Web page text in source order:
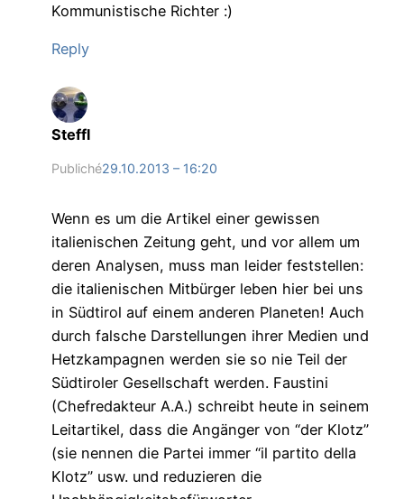
Kommunistische Richter :)
Reply
Steffl
Publiché29.10.2013 – 16:20
Wenn es um die Artikel einer gewissen
italienischen Zeitung geht, und vor allem um
deren Analysen, muss man leider feststellen:
die italienischen Mitbürger leben hier bei uns
in Südtirol auf einem anderen Planeten! Auch
durch falsche Darstellungen ihrer Medien und
Hetzkampagnen werden sie so nie Teil der
Südtiroler Gesellschaft werden. Faustini
(Chefredakteur A.A.) schreibt heute in seinem
Leitartikel, dass die Angänger von “der Klotz”
(sie nennen die Partei immer “il partito della
Klotz” usw. und reduzieren die